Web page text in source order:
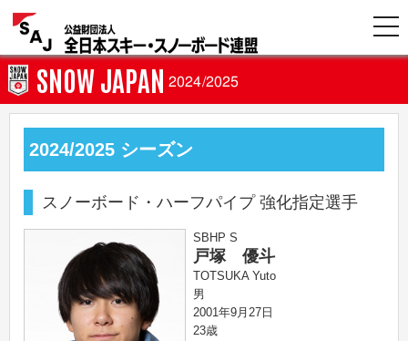
SNOW JAPAN 2024/2025
2024/2025 シーズン
スノーボード・ハーフパイプ 強化指定選手
SBHP S
戸塚 優斗
TOTSUKA Yuto
男
2001年9月27日
23歳